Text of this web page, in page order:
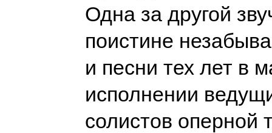
Одна за другой
поистине
и песни тех лет в
исполнении
солистов оперной